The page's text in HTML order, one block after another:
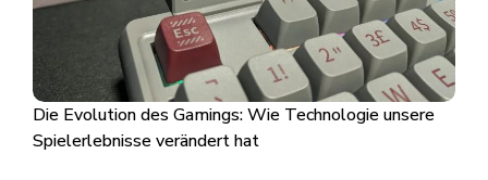
Die Evolution des Gamings: Wie Technologie unsere
Spielerlebnisse verändert hat